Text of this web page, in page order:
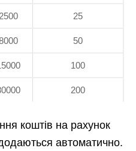
2500 25
50
100
200
коштів на рахунок
автоматично.